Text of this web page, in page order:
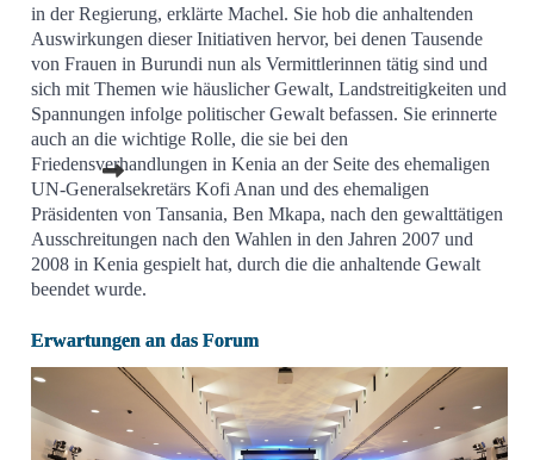
in der Regierung, erklärte Machel. Sie hob die anhaltenden
Auswirkungen dieser Initiativen hervor, bei denen Tausende
von Frauen in Burundi nun als Vermittlerinnen tätig sind und
sich mit Themen wie häuslicher Gewalt, Landstreitigkeiten und
Spannungen infolge politischer Gewalt befassen. Sie erinnerte
auch an die wichtige Rolle, die sie bei den
Friedensverhandlungen in Kenia an der Seite des ehemaligen
UN-Generalsekretärs Kofi Anan und des ehemaligen
Präsidenten von Tansania, Ben Mkapa, nach den gewalttätigen
Ausschreitungen nach den Wahlen in den Jahren 2007 und
2008 in Kenia gespielt hat, durch die die anhaltende Gewalt
beendet wurde.
Erwartungen an das Forum